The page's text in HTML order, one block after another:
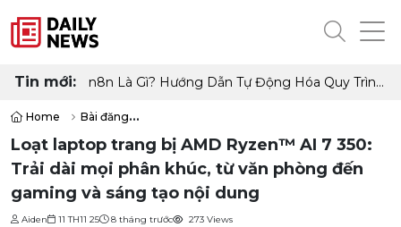
Tin mới:
🚀 OpenClaw là gì? Toàn tập từ A–Z + cách triển
Home
Bài đăng
Loạt laptop trang bị AMD Ryzen™ AI 7 350: Trải dài mọi phân
Loạt laptop trang bị AMD Ryzen™ AI 7 350:
Trải dài mọi phân khúc, từ văn phòng đến
gaming và sáng tạo nội dung
Aiden 11 TH11 25 8 tháng trước 273 Views